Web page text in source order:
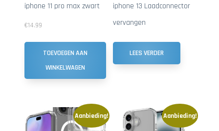
iphone 11 pro max zwart
€14.99
TOEVOEGEN AAN
WINKELWAGEN
iphone 13 Laadconnector
vervangen
LEES VERDER
Aanbieding! Aanbieding!